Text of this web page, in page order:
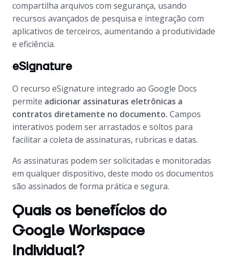
compartilha arquivos com segurança, usando
recursos avançados de pesquisa e integração com
aplicativos de terceiros, aumentando a produtividade
e eficiência.
eSignature
O recurso eSignature integrado ao Google Docs
permite adicionar assinaturas eletrônicas a
contratos diretamente no documento. Campos
interativos podem ser arrastados e soltos para
facilitar a coleta de assinaturas, rubricas e datas.
As assinaturas podem ser solicitadas e monitoradas
em qualquer dispositivo, deste modo os documentos
são assinados de forma prática e segura.
Quais os benefícios do
Google Workspace
Individual?